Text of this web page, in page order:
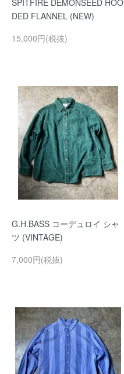
SPITFIRE DEMONSEED HOO
DED FLANNEL (NEW)
15,000円(税抜)
G.H.BASS コーデュロイ シャ
ツ (VINTAGE)
7,000円(税抜)